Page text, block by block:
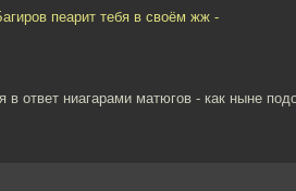
пеарит тебя в своём жж -
в ответ ниагарами матюгов - как ныне